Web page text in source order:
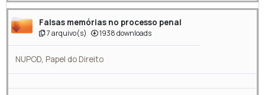
Falsas memórias no processo penal
7 arquivo(s) 1938 downloads
NUPOD, Papel do Direito